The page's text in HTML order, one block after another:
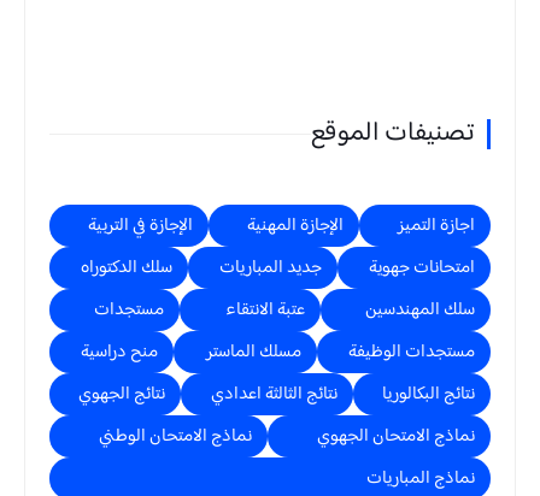
تصنيفات الموقع
اجازة التميز الإجازة المهنية
الإجازة في التربية
امتحانات جهوية
جديد المباريات
سلك الدكتوراه
سلك المهندسين
عتبة الانتقاء
مستجدات
مستجدات الوظيفة
مسلك الماستر
منح دراسية
نتائج البكالوريا
نتائج الثالثة اعدادي
نتائج الجهوي
نماذج الامتحان الجهوي
نماذج الامتحان الوطني
نماذج المباريات